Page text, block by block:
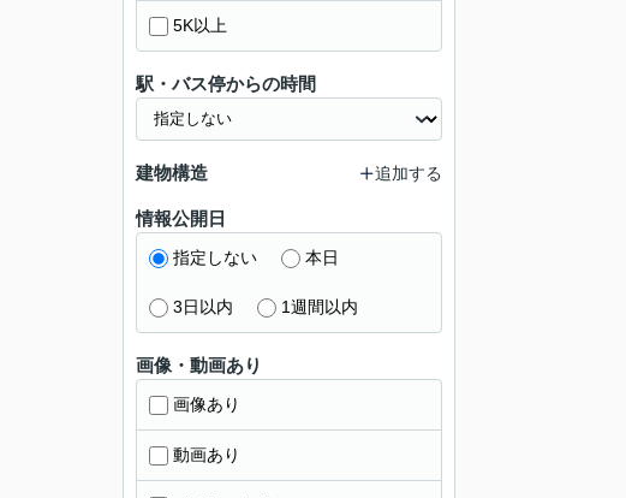
5K以上
駅・バス停からの時間
建物構造 追加する
情報公開日
指定しない 本日
3日以内 1週間以内
画像・動画あり
画像あり
動画あり